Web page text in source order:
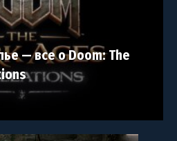
— все о Doom: The